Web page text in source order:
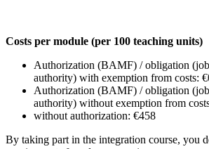
Costs per module (per 100 teaching units)
Authorization (BAMF) / obligation
authority) with exemption from costs:
Authorization (BAMF) / obligation
authority) without exemption from
without authorization: €458
By taking part in the integration course, you